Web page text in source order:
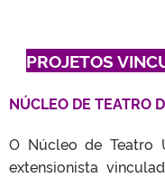
TELEFONES
PROJETOS
NÚCLEO DE TEATRO
O Núcleo de Teatro
extensionista